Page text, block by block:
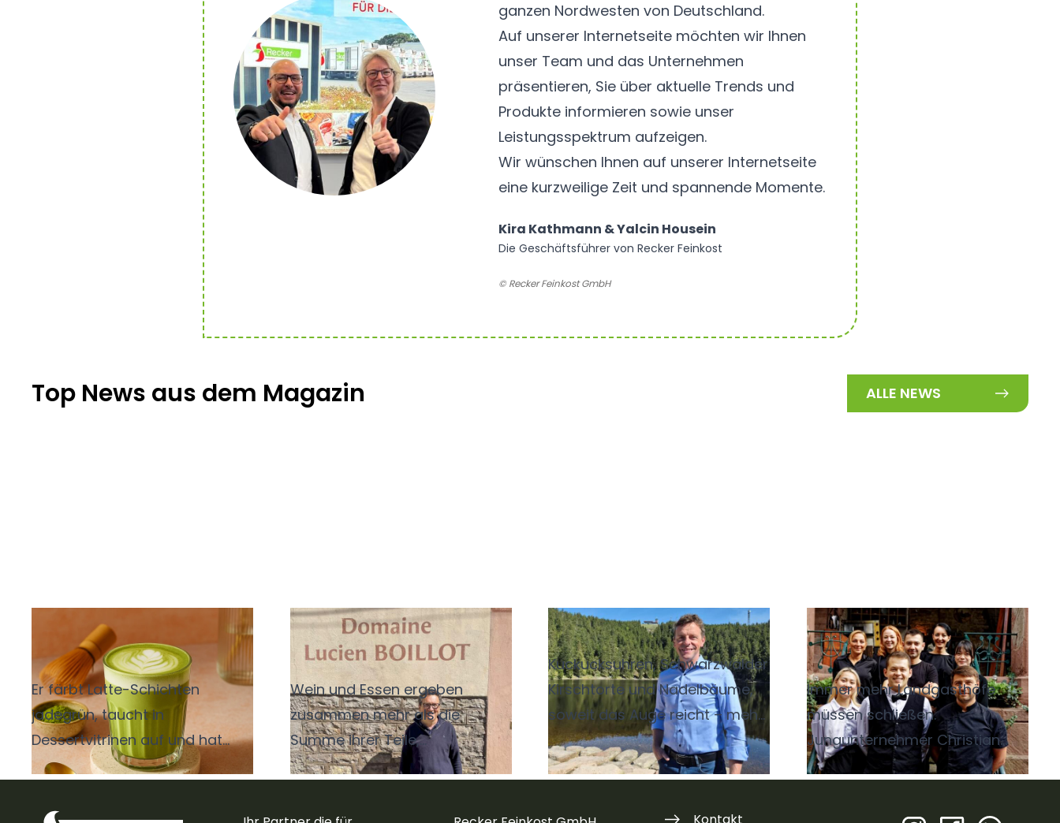
ganzen Nordwesten von Deutschland.
Auf unserer Internetseite möchten wir Ihnen
unser Team und das Unternehmen
präsentieren, Sie über aktuelle Trends und
Produkte informieren sowie unser
Leistungsspektrum aufzeigen.
Wir wünschen Ihnen auf unserer Internetseite
eine kurzweilige Zeit und spannende Momente.
Kira Kathmann & Yalcin Housein
Die Geschäftsführer von Recker Feinkost
© Recker Feinkost GmbH
Top News aus dem Magazin ALLE NEWS
Matcha - der grüne
Dauerbrenner
Er färbt Latte-Schichten
jadegrün, taucht in
Dessertvitrinen auf und hat
Smoothies und Bowls längst
steht die jüngere Generation
Kleine Regeln, großer
Geschmack
Wein und Essen ergeben
zusammen mehr als die
Summe ihrer Teile,
vorausgesetzt sie sind gut
richtige Kombination hebt
Der König vom See
Kuckucksuhren, Schwarzwälder
Kirschtorte und Nadelbäume,
soweit das Auge reicht – mehr
Schwarzwald als am
Mummelsee geht nicht. Das
Souvenirshop, auch in der
Erfolgreich auf dem
Land
Immer mehr Landgasthöfe
müssen schließen.
Jungunternehmer Christian
Airich geht einenanderen Weg:
Locations, Event-Dinner,
Kontakt